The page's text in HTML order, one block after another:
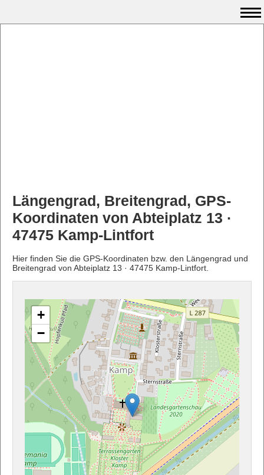
Längengrad, Breitengrad, GPS-
Koordinaten von Abteiplatz 13 ·
47475 Kamp-Lintfort
Hier finden Sie die GPS-Koordinaten bzw. den Längengrad und
Breitengrad von Abteiplatz 13 · 47475 Kamp-Lintfort.
+
−